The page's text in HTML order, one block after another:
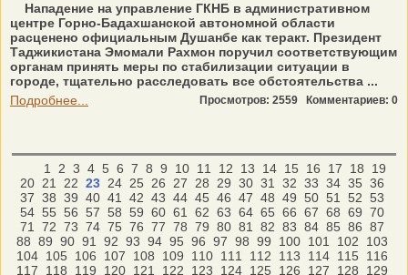
Нападение на управление ГКНБ в административном
центре Горно-Бадахшанской автономной области
расценено официальным Душанбе как теракт. Президент
Таджикистана Эмомали Рахмон поручил соответствующим
органам принять меры по стабилизации ситуации в
городе, тщательно расследовать все обстоятельства ...
Подробнее...
Просмотров: 2559 Комментариев: 0
1 2 3 4 5 6 7 8 9 10 11 12 13 14 15 16 17 18
19
20 21 22 23 24 25 26 27 28 29 30 31 32 33 34 35 36
37 38 39 40 41 42 43 44 45 46 47 48 49 50 51 52 53
54 55 56 57 58 59 60 61 62 63 64 65 66 67 68 69 70
71
72 73 74 75 76 77 78 79 80 81 82 83 84 85 86 87
88 89 90 91 92 93 94 95 96 97 98 99 100 101 102
103
104 105 106 107 108 109 110 111 112 113 114 115
116
117
118 119 120 121 122 123 124 125 126 127 128
129